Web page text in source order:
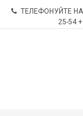
ТЕЛЕФОНУЙТЕ
25-54